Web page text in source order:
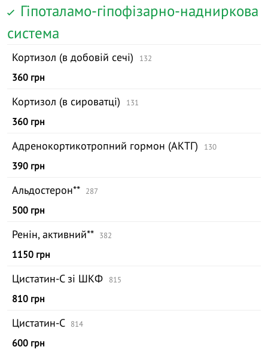
Гіпоталамо-гіпофізарно-надниркова
система
Кортизол (в добовій сечі) 132
360 грн
Кортизол (в сироватці) 131
360 грн
Адренокортикотропний гормон (АКТГ) 130
390 грн
Альдостерон** 287
500 грн
Ренін, активний** 382
1150 грн
Цистатин-С зі ШКФ 815
810 грн
Цистатин-С 814
600 грн